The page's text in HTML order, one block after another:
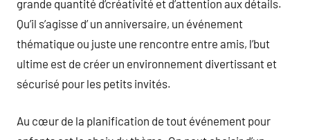
grande quantité d’créativité et d’attention aux détails.
Qu’il s’agisse d’ un anniversaire, un événement
thématique ou juste une rencontre entre amis, l’but
ultime est de créer un environnement divertissant et
sécurisé pour les petits invités.
Au cœur de la planification de tout événement pour